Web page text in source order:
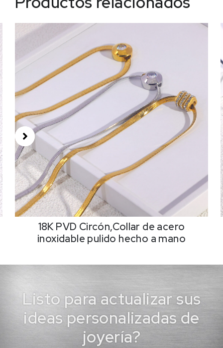
18K PVD Circón,Collar de acero
inoxidable pulido hecho a mano
Listo para actualizar sus
ideas personalizadas de
joyería?